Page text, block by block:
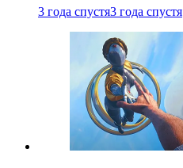
3 года спустя3 года спустя